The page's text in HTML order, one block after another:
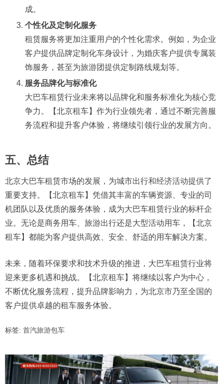
成。
个性化及定制化服务
租赁服务将更加注重用户的个性化需求。例如，为企业
客户提供品牌定制化车身设计，为婚庆客户提供专属装
饰服务，甚至为旅游团提供定制路线规划等。
服务品牌化与标准化
大巴车租赁行业未来将以品牌化和服务标准化为核心竞
争力。【北京租车】作为行业领先者，通过不断完善服
务流程和提升客户体验，将继续引领行业的发展方向。
五、总结
北京大巴车租赁市场的发展，为城市出行和经济活动提供了
重要支持。【北京租车】凭借其丰富的车辆资源、专业的司
机团队以及优质的服务体验，成为大巴车租赁行业的标杆企
业。无论是商务用车、旅游出行还是大型活动用车，【北京
租车】都能为客户提供高效、安全、舒适的用车解决方案。
未来，随着环保要求和技术升级的推进，大巴车租赁行业将
迎来更多机遇和挑战。【北京租车】将继续以客户为中心，
不断优化服务流程，提升品牌影响力，为北京市乃至全国的
客户提供卓越的租车服务体验。
标签: 首汽旅游包车